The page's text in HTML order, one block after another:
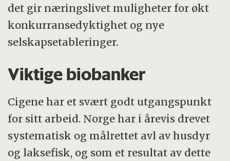
det gir næringslivet muligheter for økt
konkurransedyktighet og nye
selskapsetableringer.
Viktige biobanker
Cigene har et svært godt utgangspunkt
for sitt arbeid. Norge har i årevis drevet
systematisk og målrettet avl av husdyr
og laksefisk, og som et resultat av dette